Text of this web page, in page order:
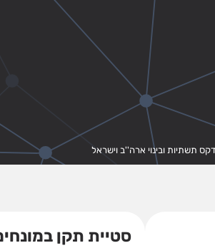
תשתיות ובינוי ארה''ב וישראל
סטיית תקן